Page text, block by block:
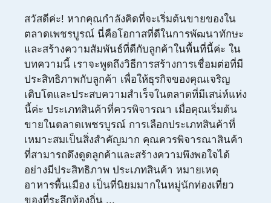
สวัสดีค่ะ! หากคุณกำลังคิดที่จะเริ่มต้นขายของใน
ตลาดเพชรบูรณ์ นี่คือโอกาสที่ดีในการพัฒนาทักษะ
และสร้างความสัมพันธ์ที่ดีกับลูกค้าในพื้นที่นี้ค่ะ ใน
บทความนี้ เราจะพูดถึงวิธีการสร้างการเชื่อมต่อที่มี
ประสิทธิภาพกับลูกค้า เพื่อให้ธุรกิจของคุณเจริญ
เติบโตและประสบความสำเร็จในตลาดที่มีเสน่ห์แห่ง
นี้ค่ะ ประเภทสินค้าที่ควรพิจารณา เมื่อคุณเริ่มต้น
ขายในตลาดเพชรบูรณ์ การเลือกประเภทสินค้าที่
เหมาะสมเป็นสิ่งสำคัญมาก คุณควรพิจารณาสินค้า
ที่สามารถดึงดูดลูกค้าและสร้างความพึงพอใจได้
อย่างมีประสิทธิภาพ ประเภทสินค้า หมายเหตุ
อาหารพื้นเมือง เป็นที่นิยมมากในหมู่นักท่องเที่ยว
ของที่ระลึกท้องถิ่น ...